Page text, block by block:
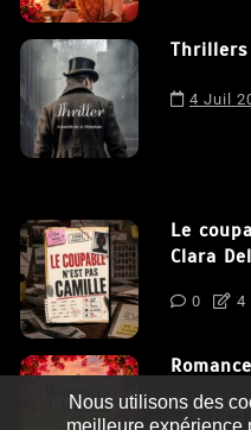
4 Juil
Le
Clara
0 4
0
Nous utilisons des
meilleure expérience